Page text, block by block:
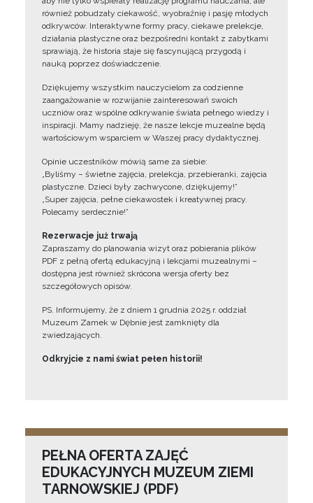
również pobudzały ciekawość, wyobraźnię i pasję młodych
odkrywców. Interaktywne formy pracy, ciekawe prelekcje,
działania plastyczne oraz bezpośredni kontakt z zabytkami
sprawiają, że historia staje się fascynującą przygodą i
nauką poprzez doświadczenie.
Dziękujemy wszystkim nauczycielom za codzienne
zaangażowanie w rozwijanie zainteresowań swoich
uczniów oraz wspólne odkrywanie świata pełnego wiedzy i
inspiracji. Mamy nadzieję, że nasze lekcje muzealne będą
wartościowym wsparciem w Waszej pracy dydaktycznej.
Opinie uczestników mówią same za siebie:
„Byliśmy – świetne zajęcia, prelekcja, przebieranki, zajęcia
plastyczne. Dzieci były zachwycone, dziękujemy!”
„Super zajęcia, pełne ciekawostek i kreatywnej pracy.
Polecamy serdecznie!”
Rezerwacje już trwają
Zapraszamy do planowania wizyt oraz pobierania plików
PDF z pełną ofertą edukacyjną i lekcjami muzealnymi –
dostępna jest również skrócona wersja oferty bez
szczegółowych opisów.
PS. Informujemy, że z dniem 1 grudnia 2025 r. oddział
Muzeum Zamek w Dębnie jest zamknięty dla
zwiedzających.
Odkryjcie z nami świat pełen historii!
PEŁNA OFERTA ZAJĘĆ
EDUKACYJNYCH MUZEUM ZIEMI
TARNOWSKIEJ (PDF)